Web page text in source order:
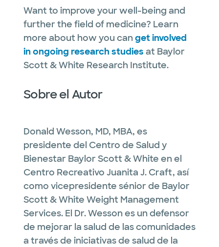
Want to improve your well-being and
further the field of medicine? Learn
more about how you can get involved
in ongoing research studies at Baylor
Scott & White Research Institute.
Sobre el Autor
Donald Wesson, MD, MBA, es
presidente del Centro de Salud y
Bienestar Baylor Scott & White en el
Centro Recreativo Juanita J. Craft, así
como vicepresidente sénior de Baylor
Scott & White Weight Management
Services. El Dr. Wesson es un defensor
de mejorar la salud de las comunidades
a través de iniciativas de salud de la